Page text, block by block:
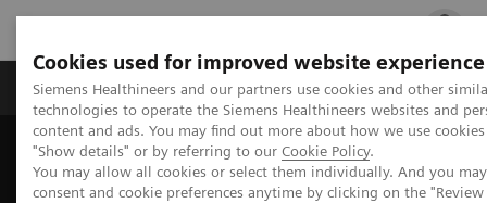
Cookies used for improved website experience
Siemens Healthineers and our partners use cookies and other
technologies to operate the Siemens Healthineers websites and
content and ads. You may find out more about how we use
"Show details" or by referring to our Cookie Policy.
You may allow all cookies or select them individually. And you
consent and cookie preferences anytime by clicking on the "Review
지멘스 헬시니어스(주) 채용 주요 제품